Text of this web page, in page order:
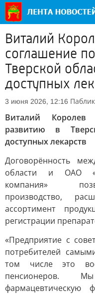
Виталий
соглашение
Тверской
доступных
3 июня 2026, 12:16
Виталий Королев
развитию в
доступных лекарств
Договорённость
области и ОАО
компания»
производство,
ассортимент
регистрации
«Предприятие с
потребителей
том числе это
пенсионеров.